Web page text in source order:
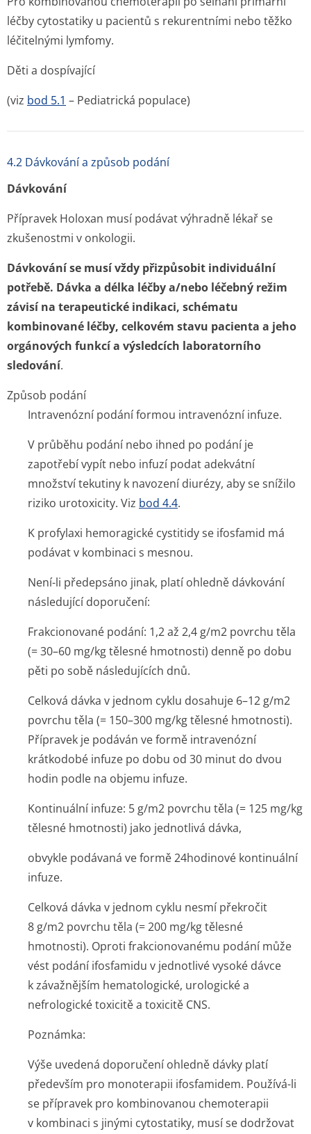
léčby cytostatiky u pacientů s rekurentními nebo těžko
léčitelnými lymfomy.
Děti a dospívající
(viz bod 5.1 – Pediatrická populace)
4.2 Dávkování a způsob podání
Dávkování
Přípravek Holoxan musí podávat výhradně lékař se
zkušenostmi v onkologii.
Dávkování se musí vždy přizpůsobit individuální
potřebě. Dávka a délka léčby a/nebo léčebný režim
závisí na terapeutické indikaci, schématu
kombinované léčby, celkovém stavu pacienta a jeho
orgánových funkcí a výsledcích laboratorního
sledování.
Způsob podání
Intravenózní podání formou intravenózní infuze.
V průběhu podání nebo ihned po podání je
zapotřebí vypít nebo infuzí podat adekvátní
množství tekutiny k navození diurézy, aby se snížilo
riziko urotoxicity. Viz bod 4.4.
K profylaxi hemoragické cystitidy se ifosfamid má
podávat v kombinaci s mesnou.
Není-li předepsáno jinak, platí ohledně dávkování
následující doporučení:
Frakcionované podání: 1,2 až 2,4 g/m2 povrchu těla
(= 30–60 mg/kg tělesné hmotnosti) denně po dobu
pěti po sobě následujících dnů.
Celková dávka v jednom cyklu dosahuje 6–12 g/m2
povrchu těla (= 150–300 mg/kg tělesné hmotnosti).
Přípravek je podáván ve formě intravenózní
krátkodobé infuze po dobu od 30 minut do dvou
hodin podle na objemu infuze.
Kontinuální infuze: 5 g/m2 povrchu těla (= 125 mg/kg
tělesné hmotnosti) jako jednotlivá dávka,
obvykle podávaná ve formě 24hodinové kontinuální
infuze.
Celková dávka v jednom cyklu nesmí překročit
8 g/m2 povrchu těla (= 200 mg/kg tělesné
hmotnosti). Oproti frakcionovanému podání může
vést podání ifosfamidu v jednotlivé vysoké dávce
k závažnějším hematologické, urologické a
nefrologické toxicitě a toxicitě CNS.
Poznámka:
Výše uvedená doporučení ohledně dávky platí
především pro monoterapii ifosfamidem. Používá-li
se přípravek pro kombinovanou chemoterapii
v kombinaci s jinými cytostatiky, musí se dodržovat